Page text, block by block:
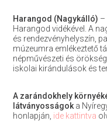
Harangod (Nagykálló) –
Harangod vidékével. A
és rendezvényhelyszín,
múzeumra emlékeztető
népművészeti és
iskolai kirándulások és
A zarándokhely
látványosságok a
honlapján, ide kattintva